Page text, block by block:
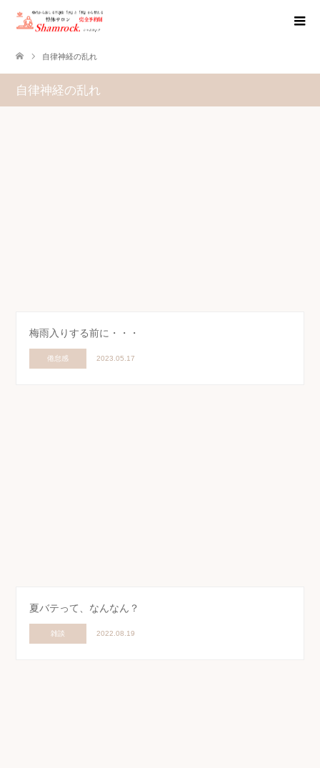
自律神経の乱れ
自律神経の乱れ
梅雨入りする前に・・・
倦怠感 2023.05.17
夏バテって、なんなん？
雑談 2022.08.19